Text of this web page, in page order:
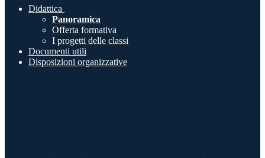
Didattica
Panoramica
Offerta formativa
I progetti delle classi
Documenti utili
Disposizioni organizzative